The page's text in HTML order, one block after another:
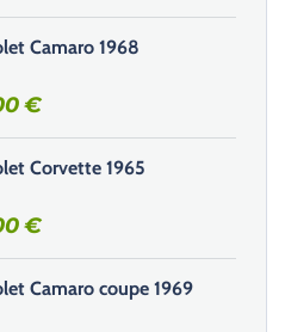
Camaro 1968
€
Corvette 1965
€
Camaro coupe 1969